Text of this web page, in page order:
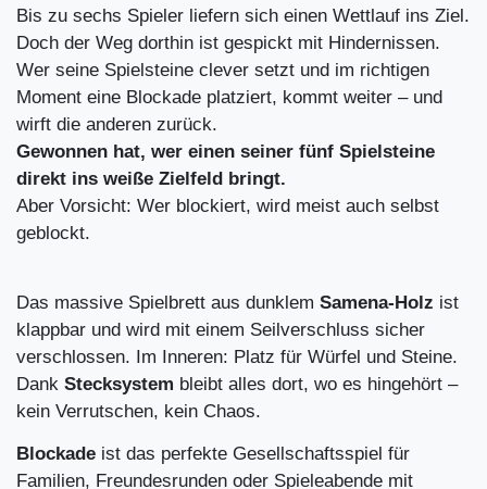
Bis zu sechs Spieler liefern sich einen Wettlauf ins Ziel.
Doch der Weg dorthin ist gespickt mit Hindernissen.
Wer seine Spielsteine clever setzt und im richtigen
Moment eine Blockade platziert, kommt weiter – und
wirft die anderen zurück.
Gewonnen hat, wer einen seiner fünf Spielsteine
direkt ins weiße Zielfeld bringt.
Aber Vorsicht: Wer blockiert, wird meist auch selbst
geblockt.
Das massive Spielbrett aus dunklem Samena-Holz ist
klappbar und wird mit einem Seilverschluss sicher
verschlossen. Im Inneren: Platz für Würfel und Steine.
Dank Stecksystem bleibt alles dort, wo es hingehört –
kein Verrutschen, kein Chaos.
Blockade ist das perfekte Gesellschaftsspiel für
Familien, Freundesrunden oder Spieleabende mit